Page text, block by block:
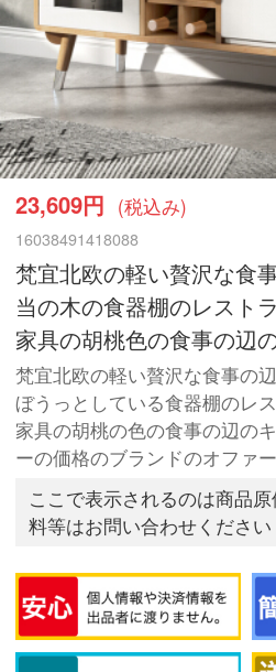
23,609円 (税込み)
16038491418088
梵宜北欧の軽い贅沢な食
当の木の食器棚のレスト
家具の胡桃色の食事の辺
梵宜北欧の軽い贅沢な食事の
ぼうっとしている食器棚のレ
家具の胡桃の色の食事の辺の
ーの価格のブランドのオファ
ここで表示されるのは商品
料等はお問い合わせください